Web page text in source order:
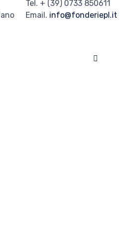
Tel. + (39) 0733 850611
Email. info@fonderiepl.it